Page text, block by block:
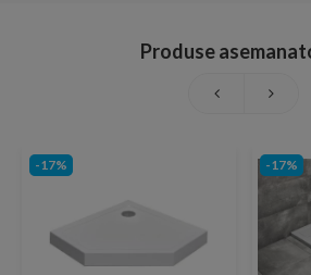
Produse
-17% -17%